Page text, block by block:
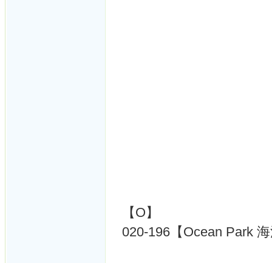
【O】
020-196【Ocean Park